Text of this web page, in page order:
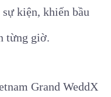
kiện, khiến bầu
từng giờ.
Grand WeddX